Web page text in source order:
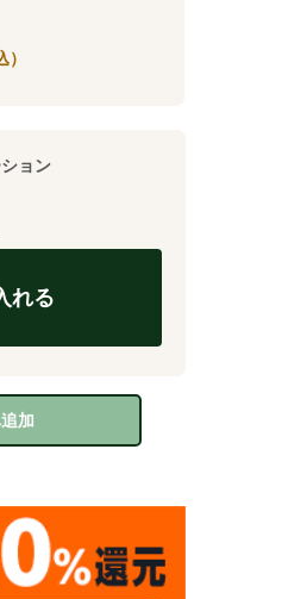
）
ョン
れる
加